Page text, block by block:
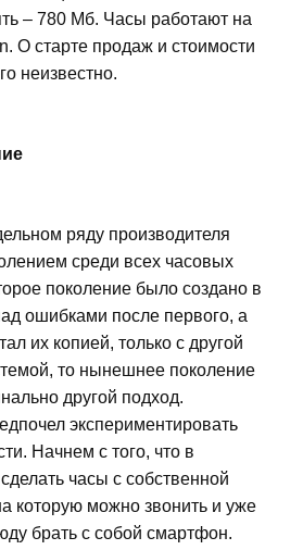
– 780 Мб. Часы работают на
О старте продаж и стоимости
неизвестно.
ряду производителя
среди всех часовых
поколение было создано в
ошибками после первого, а
их копией, только с другой
то нынешнее поколение
другой подход.
экспериментировать
Начнем с того, что в
часы с собственной
которую можно звонить и уже
брать с собой смартфон.